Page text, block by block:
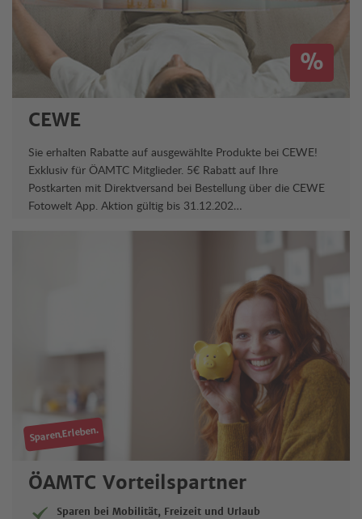
%
CEWE
Sie erhalten Rabatte auf ausgewählte Produkte bei CEWE!
Exklusiv für ÖAMTC Mitglieder. 5€ Rabatt auf Ihre
Postkarten mit Direktversand bei Bestellung über die CEWE
Fotowelt App. Aktion gültig bis 31.12.202…
Sparen.Erleben.
ÖAMTC Vorteilspartner
Sparen bei Mobilität, Freizeit und Urlaub